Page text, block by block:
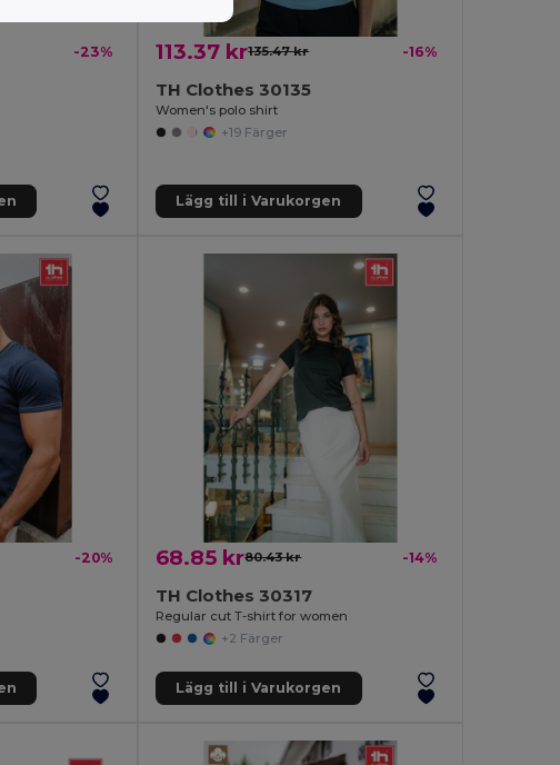
-23% 113.37 kr135.47 kr -16%
TH Clothes 30135
Women's polo shirt
+19 Färger
Lägg till i Varukorgen
-20% 68.85 kr80.43 kr -14%
TH Clothes 30317
Regular cut T-shirt for women
+2 Färger
Lägg till i Varukorgen